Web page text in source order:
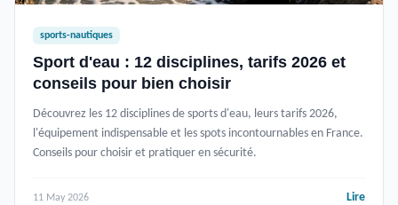
sports-nautiques
Sport d'eau : 12 disciplines, tarifs 2026 et
conseils pour bien choisir
Découvrez les 12 disciplines de sports d'eau, leurs tarifs 2026,
l'équipement indispensable et les spots incontournables en France.
Conseils pour choisir et pratiquer en sécurité.
11 May 2026 Lire